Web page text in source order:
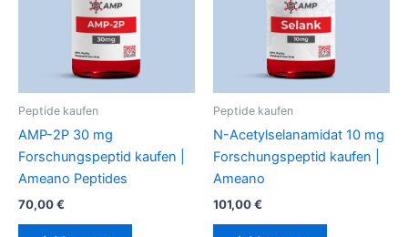
Peptide kaufen
AMP-2P 30 mg
Forschungspeptid kaufen |
Ameano Peptides
70,00€
Peptide kaufen
N-Acetylselanamidat 10 mg
Forschungspeptid kaufen |
Ameano
101,00€